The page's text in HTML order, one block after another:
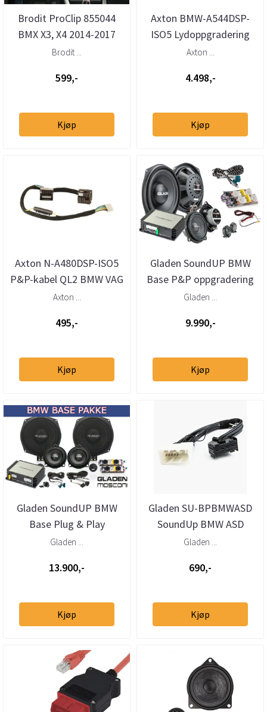
Brodit ProClip 855044
BMX X3, X4 2014-2017
Senter
Brodit ...
599,-
Kjøp
Axton BMW-A544DSP-
ISO5 Lydoppgradering
BMW Plug & Play DSP
Axton ...
4.498,-
Kjøp
Axton N-A480DSP-ISO5
P&P-kabel QL2 BMW VAG
MB Ford m.fl 1,5m
Axton ...
495,-
Kjøp
Gladen SoundUP BMW
Base P&P oppgradering
Gladen ...
9.990,-
Kjøp
Gladen SoundUP BMW
Base Plug & Play
frontsett og DSP-
Gladen ...
13.900,-
Kjøp
Gladen SU-BPBMWASD
SoundUp BMW ASD
bypasskabel
Gladen ...
690,-
Kjøp